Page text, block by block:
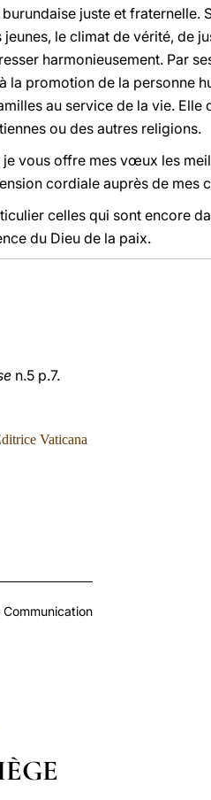
juste et fraternelle.
le climat de vérité, de
harmonieusement. Par
promotion de la personne
au service de la vie.
ou des autres religions.
vous offre mes vœux les
cordiale auprès de mes
celles qui sont encore
du Dieu de la paix.
n.5 p.7.
Vaticana